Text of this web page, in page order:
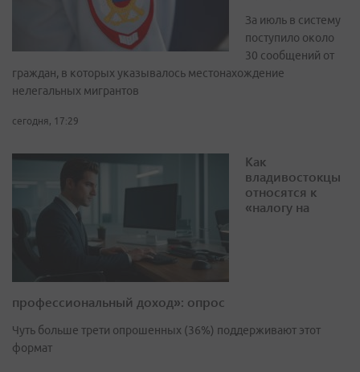
За июль в систему
поступило около
30 сообщений от
граждан, в которых указывалось местонахождение
нелегальных мигрантов
сегодня, 17:29
Как
владивостокцы
относятся к
«налогу на
профессиональный доход»: опрос
Чуть больше трети опрошенных (36%) поддерживают этот
формат